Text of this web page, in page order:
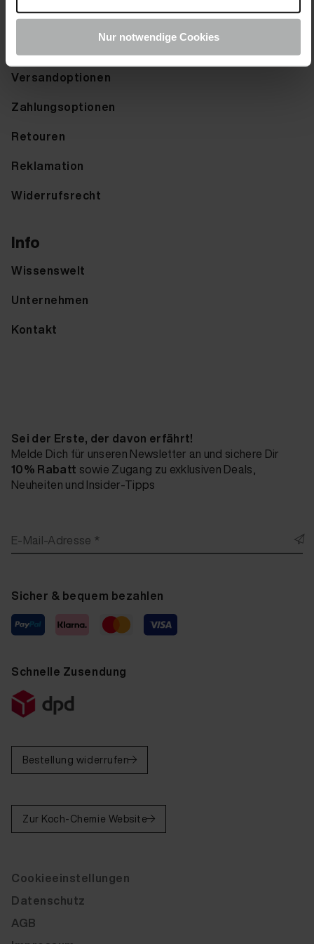
Nur notwendige Cookies
Service
Versandoptionen
Zahlungsoptionen
Retouren
Reklamation
Widerrufsrecht
Info
Wissenswelt
Unternehmen
Kontakt
Sei der Erste, der davon erfährt!
Melde Dich für unseren Newsletter an und sichere Dir
10% Rabatt sowie Zugang zu exklusiven Deals,
Neuheiten und Insider-Tipps
E-Mail-Adresse *
Sicher & bequem bezahlen
Schnelle Zusendung
Bestellung widerrufen
Zur Koch-Chemie Website
Cookieeinstellungen
Datenschutz
AGB